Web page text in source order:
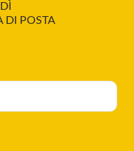
DI POSTA